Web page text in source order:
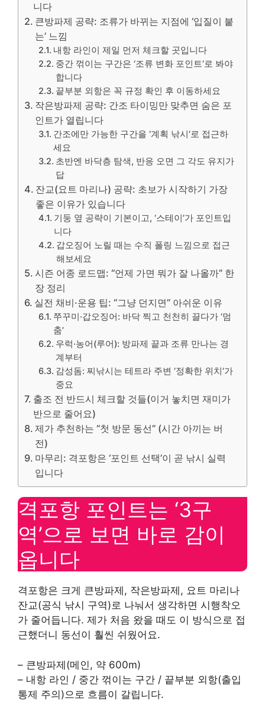
니다
큰방파제 공략: 조류가 바뀌는 지점에 ‘입질이 붙
는’ 느낌
내항 라인이 제일 먼저 체크할 곳입니다
중간 꺾이는 구간은 ‘조류 변화 포인트’로 봐야
합니다
끝부분 외항은 꼭 규정 확인 후 이동하세요
작은방파제 공략: 간조 타이밍만 맞추면 숨은 포
인트가 열립니다
간조에만 가능한 구간을 ‘계획 낚시’로 접근하
세요
초반엔 바닥층 탐색, 반응 오면 그 각도 유지가
답
잔교(요트 마리나) 공략: 초보가 시작하기 가장
좋은 이유가 있습니다
기둥 옆 공략이 기본이고, ‘스테이’가 포인트입
니다
갑오징어 노릴 때는 수직 폴링 느낌으로 접근
해보세요
시즌 어종 로드맵: “언제 가면 뭐가 잘 나올까” 한
장 정리
실전 채비·운용 팁: “그냥 던지면” 아쉬운 이유
쭈꾸미·갑오징어: 바닥 찍고 천천히 끌다가 ‘멈
춤’
우럭·농어(루어): 방파제 끝과 조류 만나는 경
계부터
감성돔: 찌낚시는 테트라 주변 ‘정확한 위치’가
중요
출조 전 반드시 체크할 것들(이거 놓치면 재미가
반으로 줄어요)
제가 추천하는 “첫 방문 동선” (시간 아끼는 버
전)
마무리: 격포항은 ‘포인트 선택’이 곧 낚시 실력
입니다
격포항 포인트는 ‘3구
역’으로 보면 바로 감이
옵니다
격포항은 크게 큰방파제, 작은방파제, 요트 마리나
잔교(공식 낚시 구역)로 나눠서 생각하면 시행착오
가 줄어듭니다. 제가 처음 왔을 때도 이 방식으로 접
근했더니 동선이 훨씬 쉬웠어요.
– 큰방파제(메인, 약 600m)
– 내항 라인 / 중간 꺾이는 구간 / 끝부분 외항(출입
통제 주의)으로 흐름이 갈립니다.